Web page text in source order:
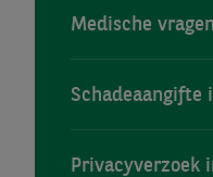
Medische vragen
Schadeaangifte
Privacyverzoek